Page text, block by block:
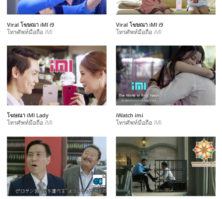
Viral โฆษณา iMI i9
โทรศัพท์มือถือ iMI
Viral โฆษณา iMI i9
โทรศัพท์มือถือ iMI
โฆษณา iMI Lady
โทรศัพท์มือถือ iMI
iWatch imi
โทรศัพท์มือถือ iMI